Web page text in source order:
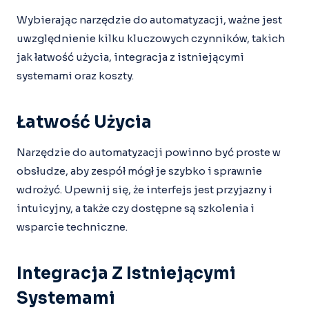
Wybierając narzędzie do automatyzacji, ważne jest
uwzględnienie kilku kluczowych czynników, takich
jak łatwość użycia, integracja z istniejącymi
systemami oraz koszty.
Łatwość Użycia
Narzędzie do automatyzacji powinno być proste w
obsłudze, aby zespół mógł je szybko i sprawnie
wdrożyć. Upewnij się, że interfejs jest przyjazny i
intuicyjny, a także czy dostępne są szkolenia i
wsparcie techniczne.
Integracja Z Istniejącymi
Systemami